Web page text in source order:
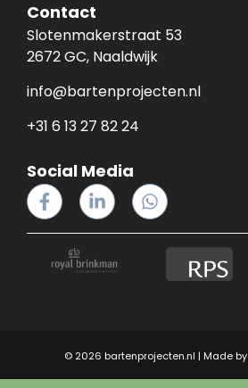
Contact
Slotenmakerstraat 53
2672 GC, Naaldwijk
info@bartenprojecten.nl
+31 6 13 27 82 24
Social Media
© 2026 bartenprojecten.nl | Made by